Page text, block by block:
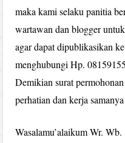
maka kami selaku panitia
wartawan dan blogger
agar dapat dipublikasikan
menghubungi Hp.
Demikian surat
perhatian dan kerja
Wasalamu’alaikum Wr. Wb.